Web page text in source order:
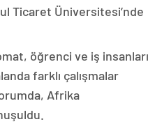
Ticaret Üniversitesi’nde
öğrenci ve iş insanları
farklı çalışmalar
Afrika